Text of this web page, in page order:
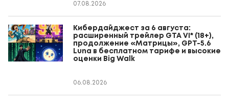
07.08.2026
Кибердайджест за 6 августа:
расширенный трейлер GTA VI* (18+),
продолжение «Матрицы», GPT-5.6
Luna в бесплатном тарифе и высокие
оценки Big Walk
06.08.2026